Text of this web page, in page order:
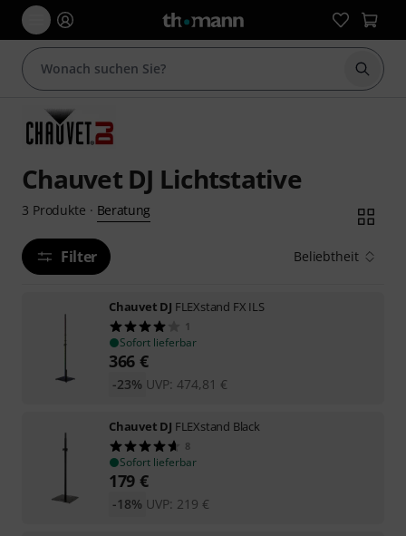
Suche
Chauvet DJ Lichtstative
3 Produkte · Beratung
Filter Beliebtheit
Chauvet DJ FLEXstand FX ILS
1
Sofort lieferbar
366 €
UVP: 474,81 €
-23%
Chauvet DJ FLEXstand Black
8
Sofort lieferbar
179 €
UVP: 219 €
-18%